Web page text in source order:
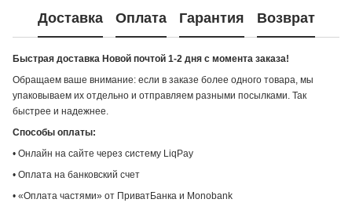
Доставка Оплата Гарантия Возврат
Быстрая доставка Новой почтой 1-2 дня с момента заказа!
Обращаем ваше внимание: если в заказе более одного товара, мы
упаковываем их отдельно и отправляем разными посылками. Так
быстрее и надежнее.
Способы оплаты:
• Онлайн на сайте через систему LiqPay
• Оплата на банковский счет
• «Оплата частями» от ПриватБанка и Monobank